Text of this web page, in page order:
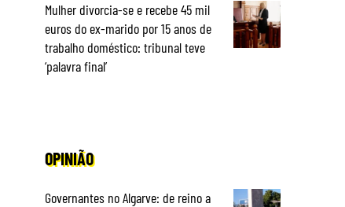
Mulher divorcia-se e recebe 45 mil
euros do ex-marido por 15 anos de
trabalho doméstico: tribunal teve
‘palavra final’
OPINIÃO
Governantes no Algarve: de reino a